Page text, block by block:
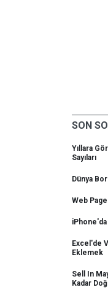
SON
Yıllara
Sayıları
Dünya
Web
iPhone'da
Excel'de
Eklemek
Sell In
Kadar